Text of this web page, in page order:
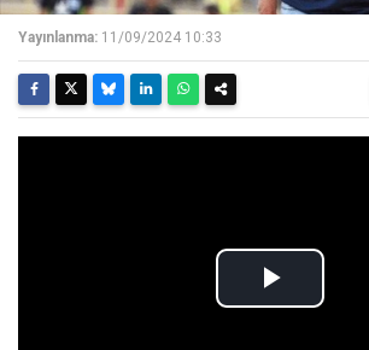
Yayınlanma: 11/09/2024 10:33